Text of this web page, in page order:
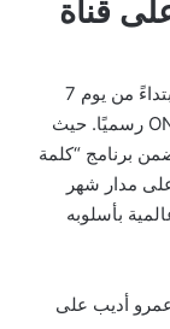
قناة
إن موعد برنامج باسم يوسف على قناة ON هو ابتداءً من يوم 7
أكتوبر 2025. وذلك وفق ما أعلنته شبكة قنوات ON رسميًا. حيث
برنامج “كلمة
مدار شهر
بأسلوبه
عمرو أديب على